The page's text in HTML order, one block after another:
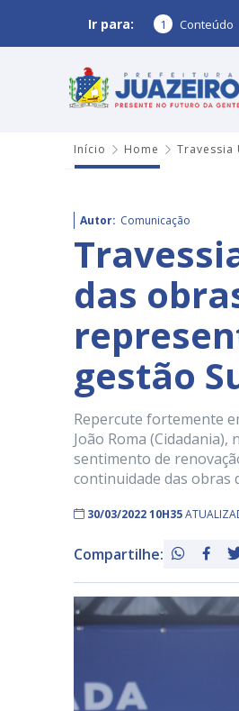
Ir para: 1 Conteúdo
Início Home Travessia
Autor: Comunicação
das
gestão
Repercute fortemente
João Roma
sentimento de
continuidade das obras
30/03/2022 10H35
Compartilhe: